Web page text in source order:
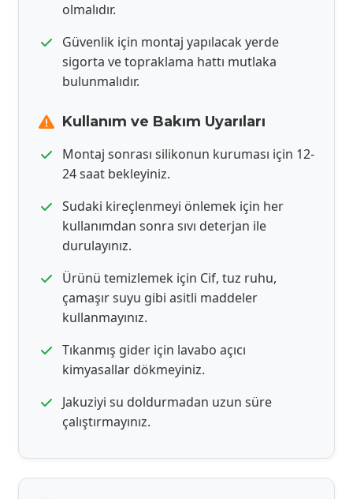
olmalıdır.
Güvenlik için montaj yapılacak yerde
sigorta ve topraklama hattı mutlaka
bulunmalıdır.
Kullanım ve Bakım Uyarıları
Montaj sonrası silikonun kuruması için 12-
24 saat bekleyiniz.
Sudaki kireçlenmeyi önlemek için her
kullanımdan sonra sıvı deterjan ile
durulayınız.
Ürünü temizlemek için Cif, tuz ruhu,
çamaşır suyu gibi asitli maddeler
kullanmayınız.
Tıkanmış gider için lavabo açıcı
kimyasallar dökmeyiniz.
Jakuziyi su doldurmadan uzun süre
çalıştırmayınız.